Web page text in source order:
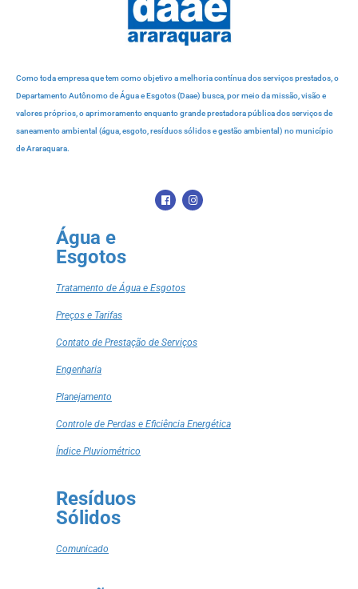
Como toda empresa que tem como objetivo a melhoria contínua dos serviços prestados, o
Departamento Autônomo de Água e Esgotos (Daae) busca, por meio da missão, visão e
valores próprios, o aprimoramento enquanto grande prestadora pública dos serviços de
saneamento ambiental (água, esgoto, resíduos sólidos e gestão ambiental) no município
de Araraquara.
Água e
Esgotos
Tratamento de Água e Esgotos
Preços e Tarifas
Contato de Prestação de Serviços
Engenharia
Planejamento
Controle de Perdas e Eficiência Energética
Índice Pluviométrico
Resíduos
Sólidos
Comunicado